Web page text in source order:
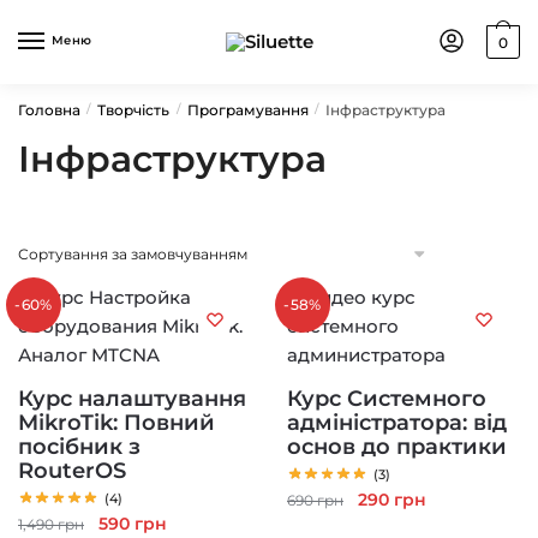
Меню 0
Головна / Творчість / Програмування / Інфраструктура
Інфраструктура
-60%
Курс налаштування
MikroTik: Повний
посібник з
RouterOS
(4)
1,490грн
Оригінальна
590 грн
-58%
Курс Системного
адміністратора: від
основ до практики
(3)
690грн
Оригінальна
290 грн